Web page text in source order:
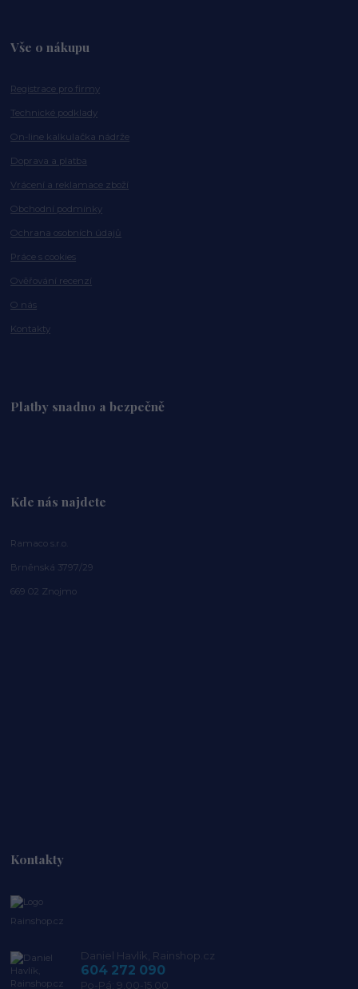
Vše o nákupu
Registrace pro firmy
Technické podklady
On-line kalkulačka nádrže
Doprava a platba
Vrácení a reklamace zboží
Obchodní podmínky
Ochrana osobních údajů
Práce s cookies
Ověřování recenzí
O nás
Kontakty
Platby snadno a bezpečně
Kde nás najdete
Ramaco s.r.o.
Brněnská 3797/29
669 02 Znojmo
Kontakty
Rainshop.cz
Daniel Havlík, Rainshop.cz
604 272 090
Po-Pá: 9.00-15.00